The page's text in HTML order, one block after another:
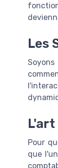
Les
Pour
que